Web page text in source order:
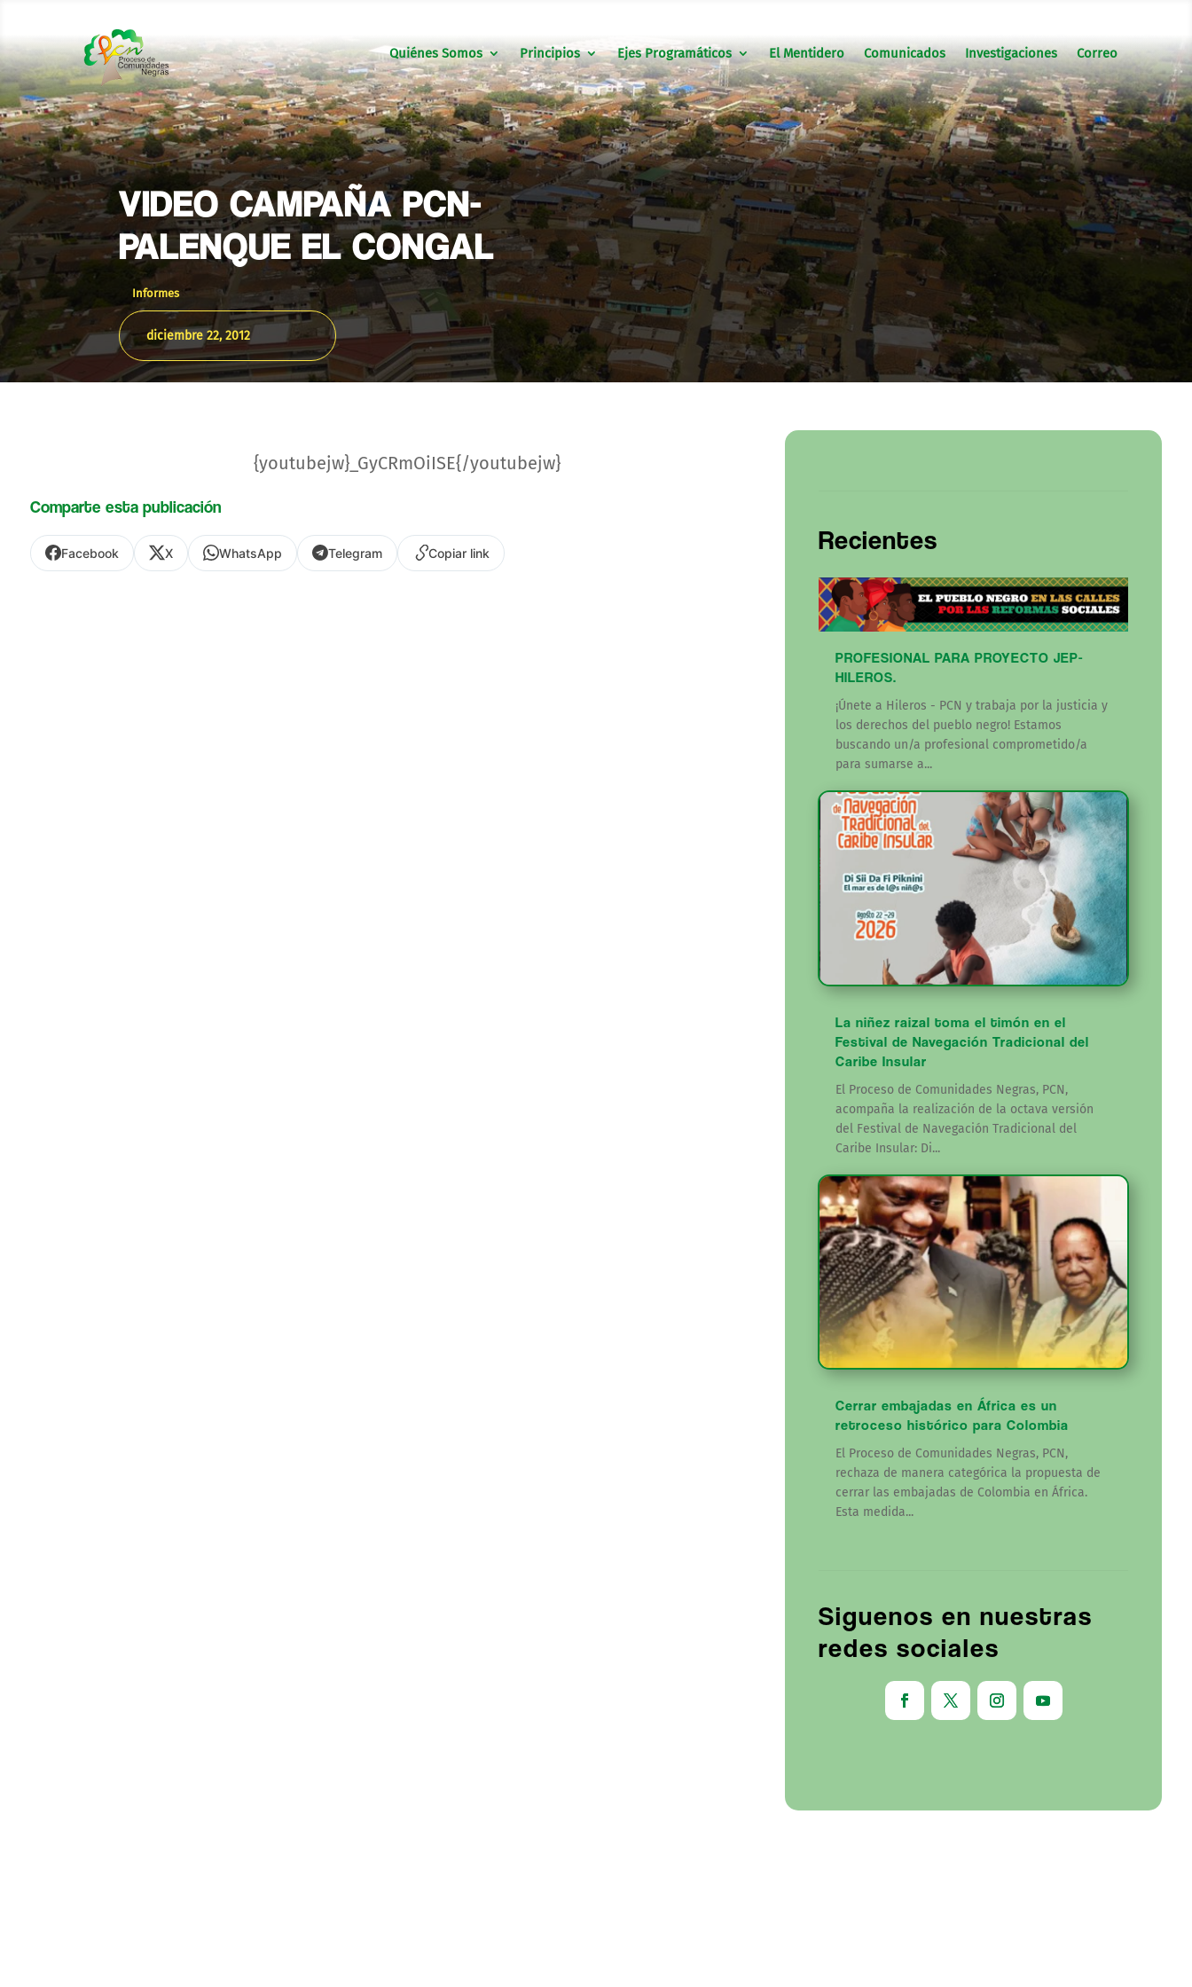
Quiénes Somos Principios Ejes Programáticos El Mentidero Comunicados Investigaciones Correo
VIDEO CAMPAÑA PCN-
PALENQUE EL CONGAL
Informes
diciembre 22, 2012
{youtubejw}_GyCRmOiISE{/youtubejw}
Comparte esta publicación
Facebook X WhatsApp Telegram Copiar link Recientes
PROFESIONAL PARA PROYECTO JEP-
HILEROS.
¡Únete a Hileros - PCN y trabaja por la justicia y
los derechos del pueblo negro! Estamos
buscando un/a profesional comprometido/a
para sumarse a...
La niñez raizal toma el timón en el
Festival de Navegación Tradicional del
Caribe Insular
El Proceso de Comunidades Negras, PCN,
acompaña la realización de la octava versión
del Festival de Navegación Tradicional del
Caribe Insular: Di...
Cerrar embajadas en África es un
retroceso histórico para Colombia
El Proceso de Comunidades Negras, PCN,
rechaza de manera categórica la propuesta de
cerrar las embajadas de Colombia en África.
Esta medida...
Siguenos en nuestras
redes sociales